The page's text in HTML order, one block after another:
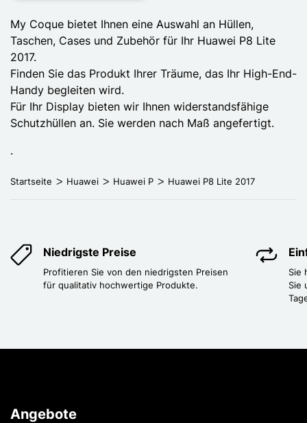
My Coque bietet Ihnen eine Auswahl an Hüllen,
Taschen, Cases und Zubehör für Ihr Huawei P8 Lite
2017.
Finden Sie das Produkt Ihrer Träume, das Ihr High-End-
Handy begleiten wird.
Für Ihr Display bieten wir Ihnen widerstandsfähige
Schutzhüllen an. Sie werden nach Maß angefertigt.
.
Startseite Huawei Huawei P Huawei P8 Lite 2017
Niedrigste Preise
Profitieren Sie von den niedrigsten Preisen
für qualitativ hochwertige Produkte.
Sie
Sie
Angebote